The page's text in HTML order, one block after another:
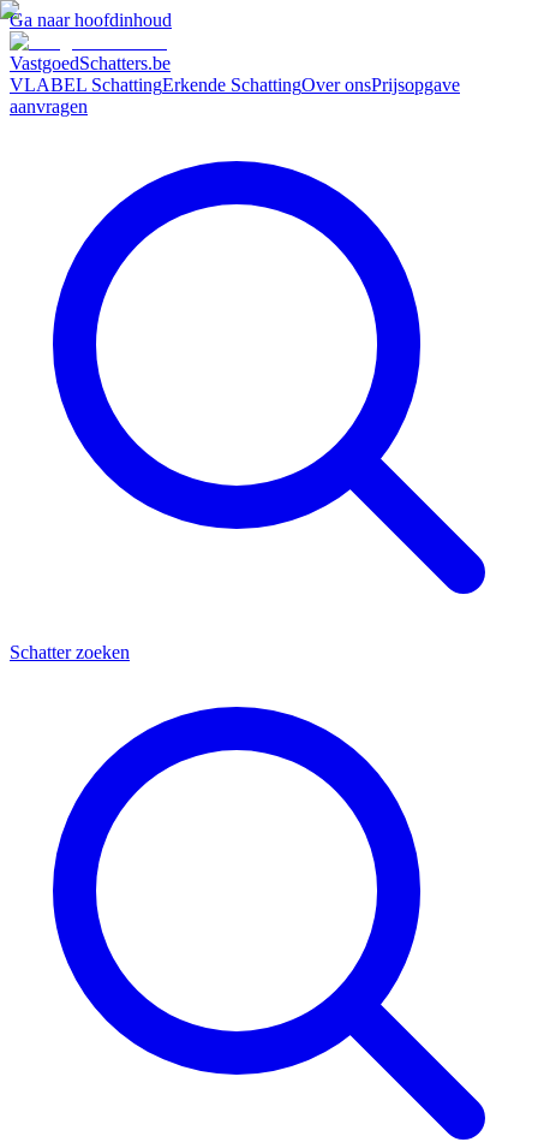
Ga naar hoofdinhoud
VastgoedSchatters.be
VLABEL SchattingErkende SchattingOver onsPrijsopgave
aanvragen
Schatter zoeken